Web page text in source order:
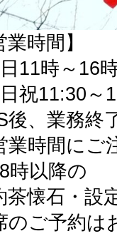
業時間】
11時～16
祝11:30～
後、業務終
業時間にご
時以降の
茶懐石・設
のご予約は